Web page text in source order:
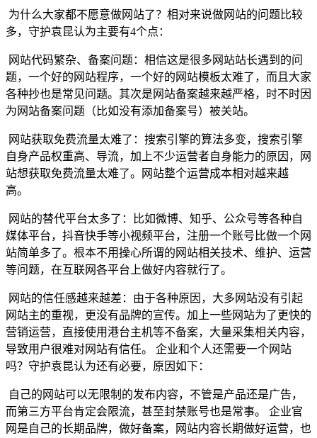
为什么大家都不愿意做网站了？相对来说做网站的问题比较
多，守护袁昆认为主要有4个点：
网站代码繁杂、备案问题：相信这是很多网站站长遇到的问
题，一个好的网站程序，一个好的网站模板太难了，而且大家
各种抄也是常见问题。其次是网站备案越来越严格，时不时因
为网站备案问题（比如没有添加备案号）被关站。
网站获取免费流量太难了：搜索引擎的算法多变，搜索引擎
自身产品权重高、导流，加上不少运营者自身能力的原因，网
站想获取免费流量太难了。网站整个运营成本相对越来越
高。
网站的替代平台太多了：比如微博、知乎、公众号等各种自
媒体平台，抖音快手等小视频平台，注册一个账号比做一个网
站简单多了。根本不用操心所谓的网站相关技术、维护、运营
等问题，在互联网各平台上做好内容就行了。
网站的信任感越来越差：由于各种原因，大多网站没有引起
网站主的重视，更没有品牌的宣传。加上一些网站为了更快的
营销运营，直接使用港台主机等不备案，大量采集相关内容，
导致用户很难对网站有信任。 企业和个人还需要一个网站
吗？守护袁昆认为还有必要，原因如下：
自己的网站可以无限制的发布内容，不管是产品还是广告，
而第三方平台肯定会限流，甚至封禁账号也是常事。 企业官
网是自己的长期品牌，做好备案，网站内容长期做好运营，也